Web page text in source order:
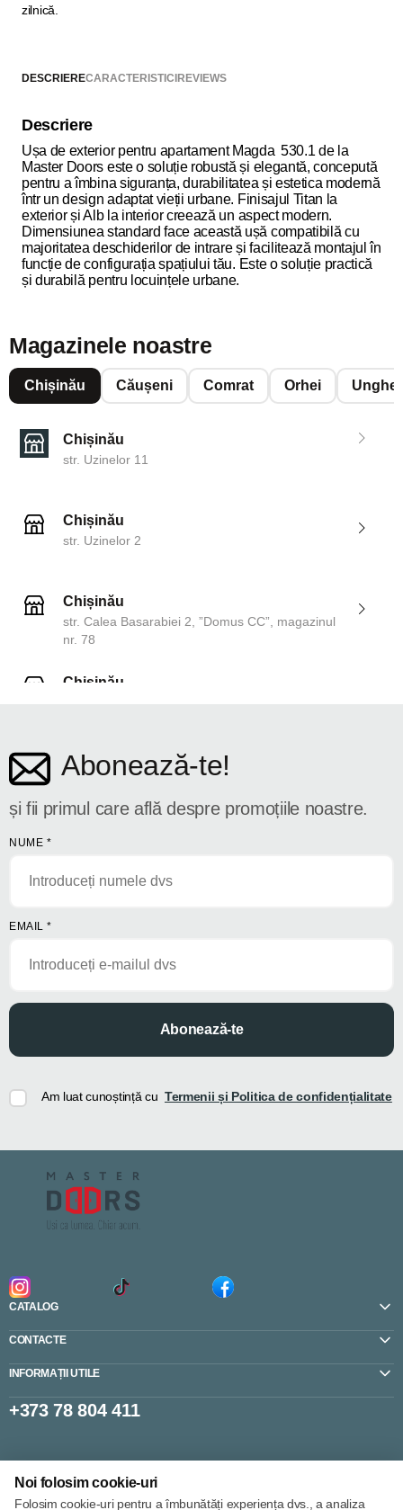
zilnică.
DESCRIERECARACTERISTICI REVIEWS
Descriere
Ușa de exterior pentru apartament Magda 530.1 de la
Master Doors este o soluție robustă și elegantă, concepută
pentru a îmbina siguranța, durabilitatea și estetica modernă
într un design adaptat vieții urbane. Finisajul Titan la
exterior și Alb la interior creează un aspect modern.
Dimensiunea standard face această ușă compatibilă cu
majoritatea deschiderilor de intrare și facilitează montajul în
funcție de configurația spațiului tău. Este o soluție practică
și durabilă pentru locuințele urbane.
Magazinele noastre
Chișinău Căușeni Comrat Orhei
Chișinău
str. Uzinelor 11
Chișinău
str. Uzinelor 2
Chișinău
str. Calea Basarabiei 2, ”Domus CC”, magazinul
nr. 78
Chișinău
Abonează-te!
și fii primul care află despre promoțiile noastre.
NUME *
EMAIL *
Abonează-te
Am luat cunoștință cu Termenii și Politica de confidențialitate
CATALOG
CONTACTE
INFORMAȚII UTILE
+373 78 804 411
Setări cookie-uri
Politica de cookie-uri
Noi folosim cookie-uri
Folosim cookie-uri pentru a îmbunătăți experiența dvs., a analiza